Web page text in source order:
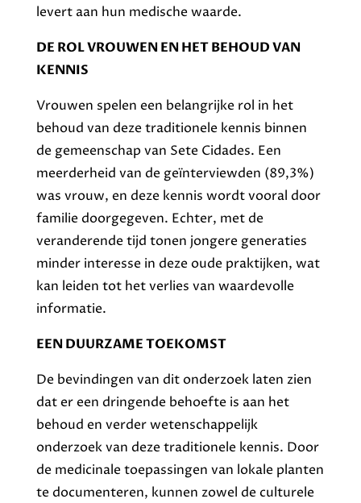
levert aan hun medische waarde.
DE ROL VROUWEN EN HET BEHOUD VAN
KENNIS
Vrouwen spelen een belangrijke rol in het
behoud van deze traditionele kennis binnen
de gemeenschap van Sete Cidades. Een
meerderheid van de geïnterviewden (89,3%)
was vrouw, en deze kennis wordt vooral door
familie doorgegeven. Echter, met de
veranderende tijd tonen jongere generaties
minder interesse in deze oude praktijken, wat
kan leiden tot het verlies van waardevolle
informatie.
EEN DUURZAME TOEKOMST
De bevindingen van dit onderzoek laten zien
dat er een dringende behoefte is aan het
behoud en verder wetenschappelijk
onderzoek van deze traditionele kennis. Door
de medicinale toepassingen van lokale planten
te documenteren, kunnen zowel de culturele